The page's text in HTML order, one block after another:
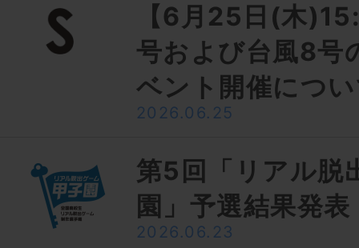
【6月25日(木
号および台風8号
ベント開催につ
2026.06.25
第5回「リアル脱
園」予選結果発表
2026.06.23